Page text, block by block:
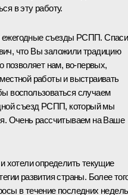
в эту работу.
съезды РСПП.
что Вы заложили традицию
позволяет нам, во-первых,
работы и выстраивать
воспользоваться случаем
съезд РСПП, который мы
Очень рассчитываем на Ваше
хотели определить текущие
развития страны. Более
в течение последних